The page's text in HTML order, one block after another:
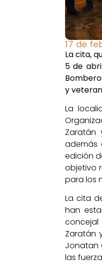
17 de
La cita,
5 de
y
La
Zaratán
además
edición
objetivo
para los
La cita
han
concejal
Zaratán
Jonatan
las